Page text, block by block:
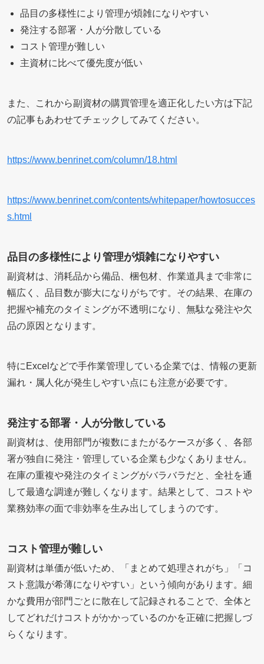
品目の多様性により管理が煩雑になりやすい
発注する部署・人が分散している
コスト管理が難しい
主資材に比べて優先度が低い
また、これから副資材の購買管理を適正化したい方は下記
の記事もあわせてチェックしてみてください。
https://www.benrinet.com/column/18.html
https://www.benrinet.com/contents/whitepaper/howtosucces
s.html
品目の多様性により管理が煩雑になりやすい
副資材は、消耗品から備品、梱包材、作業道具まで非常に
幅広く、品目数が膨大になりがちです。その結果、在庫の
把握や補充のタイミングが不透明になり、無駄な発注や欠
品の原因となります。
特にExcelなどで手作業管理している企業では、情報の更新
漏れ・属人化が発生しやすい点にも注意が必要です。
発注する部署・人が分散している
副資材は、使用部門が複数にまたがるケースが多く、各部
署が独自に発注・管理している企業も少なくありません。
在庫の重複や発注のタイミングがバラバラだと、全社を通
して最適な調達が難しくなります。結果として、コストや
業務効率の面で非効率を生み出してしまうのです。
コスト管理が難しい
副資材は単価が低いため、「まとめて処理されがち」「コ
スト意識が希薄になりやすい」という傾向があります。細
かな費用が部門ごとに散在して記録されることで、全体と
してどれだけコストがかかっているのかを正確に把握しづ
らくなります。